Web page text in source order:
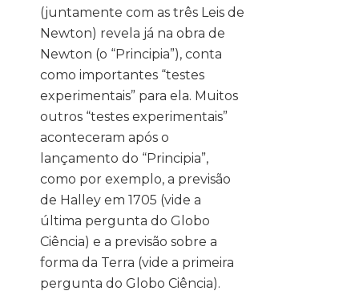
(juntamente com as três Leis de
Newton) revela já na obra de
Newton (o “Principia”), conta
como importantes “testes
experimentais” para ela. Muitos
outros “testes experimentais”
aconteceram após o
lançamento do “Principia”,
como por exemplo, a previsão
de Halley em 1705 (vide a
última pergunta do Globo
Ciência) e a previsão sobre a
forma da Terra (vide a primeira
pergunta do Globo Ciência).